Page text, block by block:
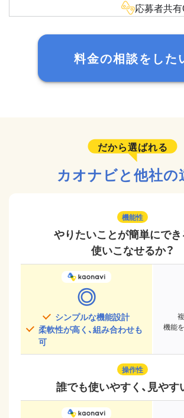
応募者共
料金の相談をした
だから選ばれる
カオナビと他社の
機能性
やりたいことが簡単にでき
使いこなせるか？
◎
シンプルな機能設計
柔軟性が高く、組み合わせも
可
機能
操作性
誰でも使いやすく、見やす